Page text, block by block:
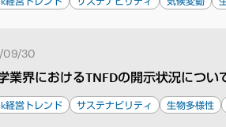
09/30
業界におけるTNFDの開示状況につい
経営トレンド サステナビリティ 生物多様性